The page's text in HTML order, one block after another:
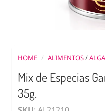
HOME / ALIMENTOS/
Mix de Especias
35g.